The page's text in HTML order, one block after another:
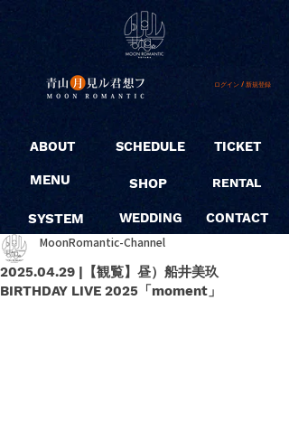
ログイン / 新規登録
ABOUT
MENU
SYSTEM
SCHEDULE
SHOP
WEDDING
TICKET
RENTAL
CONTACT
2025.04.29 |【観覧】昼）船井美玖
BIRTHDAY LIVE 2025「moment」
MoonRomantic-Channel